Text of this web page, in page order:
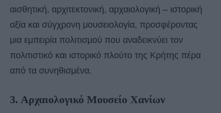
αισθητική, αρχιτεκτονική, αρχαιολογική – ιστορική
αξία και σύγχρονη μουσειολογία, προσφέροντας
μια εμπειρία πολιτισμού που αναδεικνύει τον
πολιτιστικό και ιστορικό πλούτο της Κρήτης πέρα
από τα συνηθισμένα.
3. Αρχαιολογικό Μουσείο Χανίων